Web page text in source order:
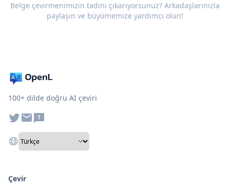
Belge çevirmenimizin tadını çıkarıyorsunuz? Arkadaşlarınızla
paylaşın ve büyümemize yardımcı olun!
100+ dilde doğru AI çeviri
Çevir